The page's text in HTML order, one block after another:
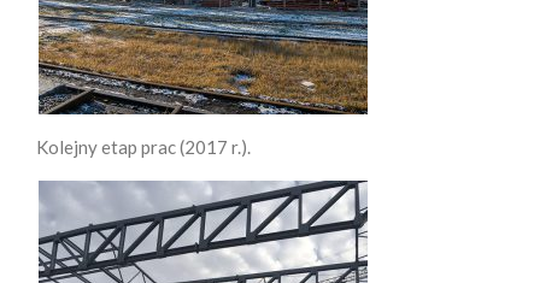
Kolejny etap prac (2017 r.).